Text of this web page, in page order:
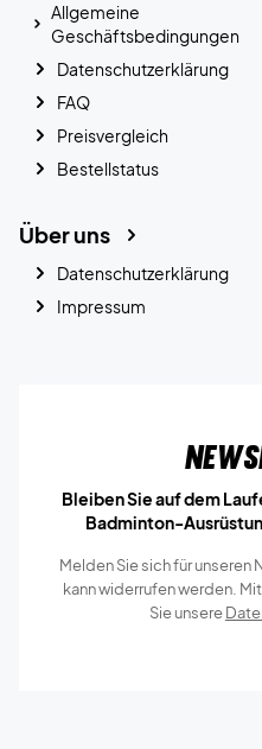
Allgemeine
Geschäftsbedingungen
Datenschutzerklärung
FAQ
Preisvergleich
Bestellstatus
Über uns
Datenschutzerklärung
Impressum
Bleiben Sie auf dem
Badminton-
Melden Sie sich für unseren
kann widerrufen werden.
Sie unsere